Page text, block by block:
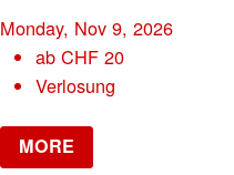
Monday, Nov 9, 2026
abCHF 20
Verlosung
MORE